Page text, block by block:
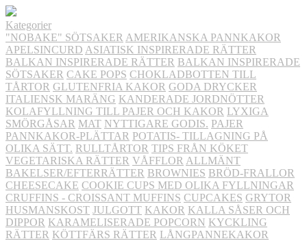
Kategorier
"NOBAKE" SÖTSAKER AMERIKANSKA PANNKAKOR
APELSINCURD ASIATISK INSPIRERADE RÄTTER
BALKAN INSPIRERADE RÄTTER BALKAN INSPIRERADE
SÖTSAKER CAKE POPS CHOKLADBOTTEN TILL
TÅRTOR GLUTENFRIA KAKOR GODA DRYCKER
ITALIENSK MARÄNG KANDERADE JORDNÖTTER
KOLAFYLLNING TILL PAJER OCH KAKOR LYXIGA
SMÖRGÅSAR MAT NYTTIGARE GODIS. PAJER
PANNKAKOR-PLÄTTAR POTATIS- TILLAGNING PÅ
OLIKA SÄTT. RULLTÅRTOR TIPS FRÅN KÖKET
VEGETARISKA RÄTTER VÅFFLOR ALLMÄNT
BAKELSER/EFTERRÄTTER BROWNIES BRÖD-FRALLOR
CHEESECAKE COOKIE CUPS MED OLIKA FYLLNINGAR
CRUFFINS - CROISSANT MUFFINS CUPCAKES GRYTOR
HUSMANSKOST JULGOTT KAKOR KALLA SÅSER OCH
DIPPOR KARAMELISERADE POPCORN KYCKLING
RÄTTER KÖTTFÄRS RÄTTER LÅNGPANNEKAKOR